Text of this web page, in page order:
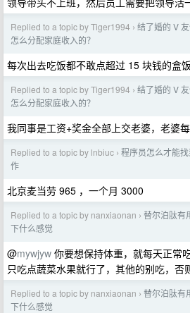
Replied to a topic by Tiger1994 › 结了婚的 V
怎么分配家庭收入的？
每次出去吃饭都不敢点超过 15 块钱的盒饭
Replied to a topic by Tiger1994 › 结了婚的 V
怎么分配家庭收入的？
我同事是工资+奖金全部上交老婆，老婆
Replied to a topic by lnbiuc › 程序员怎么才能
作
北京麦当劳 965 ，一个月 3000
Replied to a topic by nanxiaonan › 替尔泊肽有
下什么感觉
@mywjyw 你要想保持体重，就每天正常
只吃点蔬菜水果就行了，其他的别吃，否
Replied to a topic by nanxiaonan › 替尔泊肽有
下什么感觉